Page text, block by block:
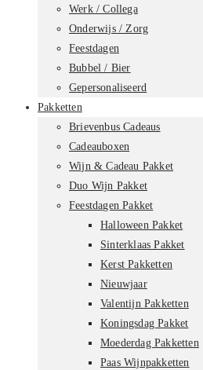
Werk / Collega
Onderwijs / Zorg
Feestdagen
Bubbel / Bier
Gepersonaliseerd
Pakketten
Brievenbus Cadeaus
Cadeauboxen
Wijn & Cadeau Pakket
Duo Wijn Pakket
Feestdagen Pakket
Halloween Pakket
Sinterklaas Pakket
Kerst Pakketten
Nieuwjaar
Valentijn Pakketten
Koningsdag Pakket
Moederdag Pakketten
Paas Wijnpakketten